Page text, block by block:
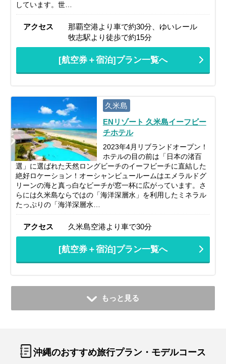
しています。世…
アクセス
那覇空港より車で約30分、ゆいレール
牧志駅より徒歩で約15分
[航空券＋宿泊]プラン一覧へ
久米島
ENリゾート 久米島イーフビー
チホテル
2023年4月リブランドオープン！
ホテルの目の前は「日本の渚百
選」に選ばれた天然ロングビーチのイーフビーチに直結した
絶好ロケーション！オーシャンビュールームはエメラルドグ
リーンの海と真っ白なビーチが窓一杯に広がっています。さ
らには久米島ならではの「海洋深層水」を利用したミネラル
たっぷりの「海洋深層水…
アクセス 久米島空港より車で30分
[航空券＋宿泊]プラン一覧へ
もっと見る
沖縄のおすすめ旅行プラン・モデルコース